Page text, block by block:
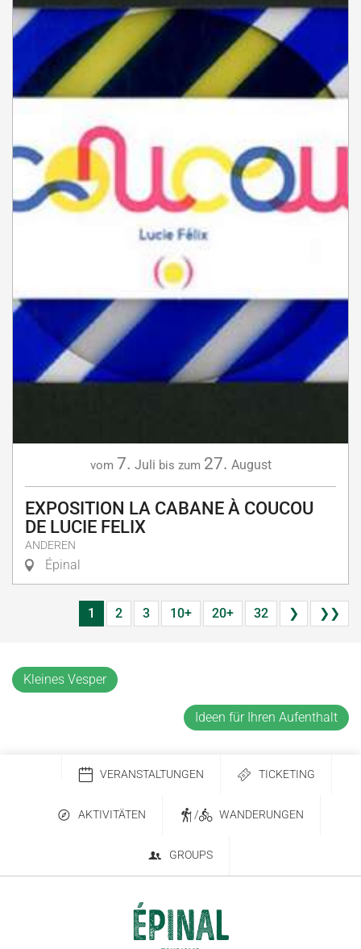
vom 7. Juli bis zum 27. August
EXPOSITION LA CABANE À COUCOU
DE LUCIE FELIX
ANDEREN
Épinal
1 2 3 10+ 20+ 32 ❯ ❯❯
Kleines Vesper
Ideen für Ihren Aufenthalt
VERANSTALTUNGEN TICKETING
AKTIVITÄTEN / WANDERUNGEN
GROUPS